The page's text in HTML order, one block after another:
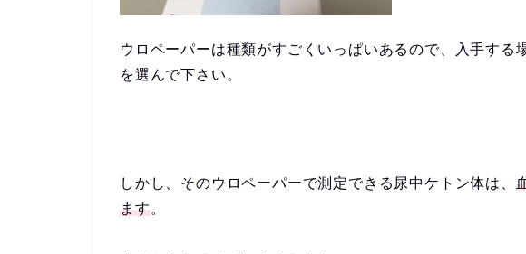
ウロペーパーは種類がすごくいっぱいあるので、入手する
を選んで下さい。
しかし、そのウロペーパーで測定できる尿中ケトン体は、
ます。